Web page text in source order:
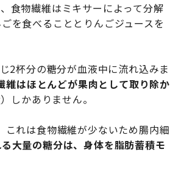
食物繊維はミキサーによって分解
を食べることとりんごジュースを
2杯分の糖分が血液中に流れ込みま
はほとんどが果肉として取り除か
）しかありません。
これは食物繊維が少ないため腸内細
大量の糖分は、身体を脂肪蓄積モ